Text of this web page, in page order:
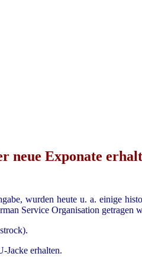
neue Exponate
wurden heute u. a. einige
Service Organisation getragen
Jacke erhalten.